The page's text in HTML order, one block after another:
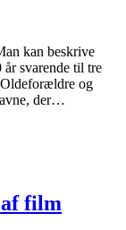
kan beskrive
svarende til tre
Oldeforældre og
der…
film